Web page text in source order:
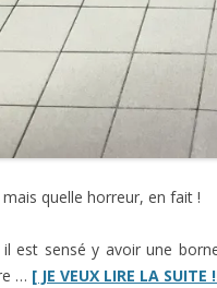
quelle horreur, en fait !
est sensé y avoir une
… [ JE VEUX LIRE LA SUITE